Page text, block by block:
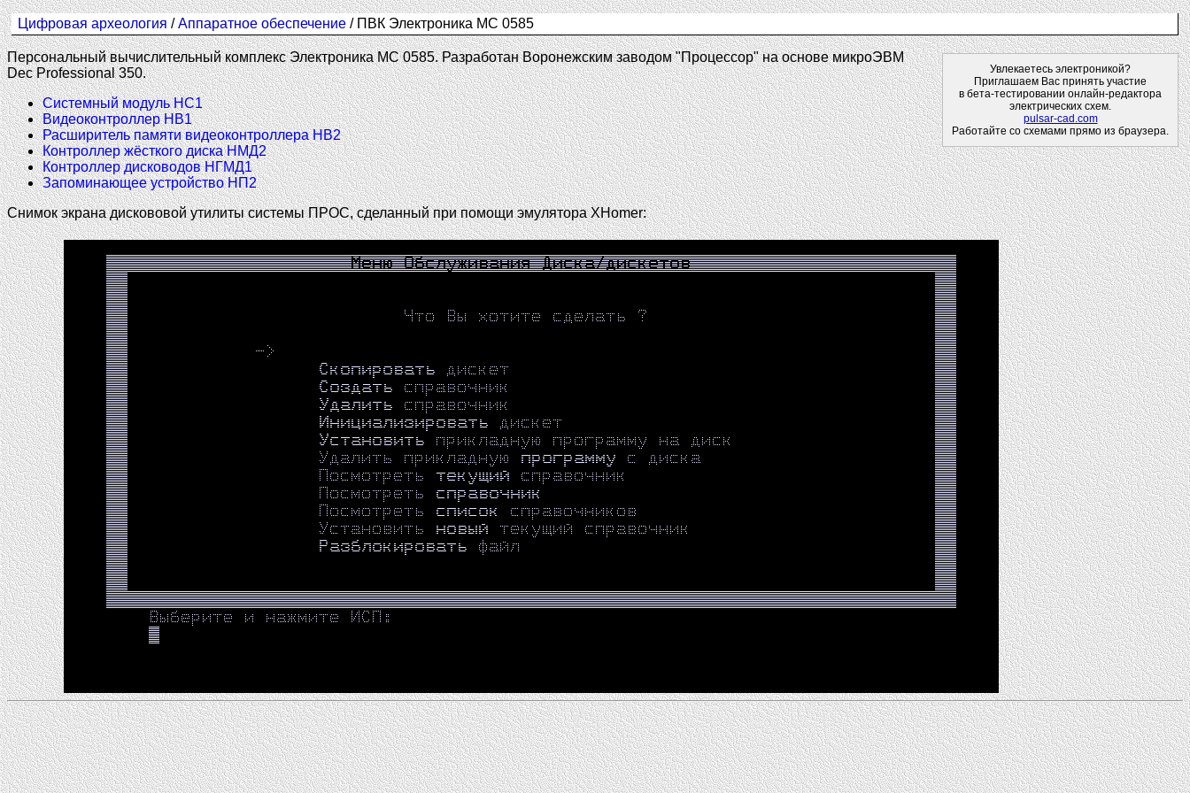
Цифровая археология /Аппаратное обеспечение / ПВК Электроника МС 0585
Увлекаетесь электроникой?
Приглашаем Вас принять участие
в бета-тестировании онлайн-редактора
электрических схем.
pulsar-cad.com
Работайте со схемами прямо из браузера.
Персональный вычислительный комплекс Электроника МС 0585. Разработан Воронежским заводом "Процессор" на основе микроЭВМ
Dec Professional 350.
Системный модуль НС1
Видеоконтроллер НВ1
Расширитель памяти видеоконтроллера НВ2
Контроллер жёсткого диска НМД2
Контроллер дисководов НГМД1
Запоминающее устройство НП2
Снимок экрана дискововой утилиты системы ПРОС, сделанный при помощи эмулятора XHomer: